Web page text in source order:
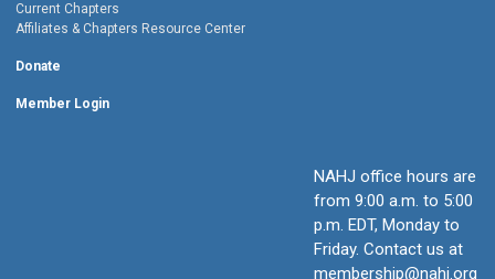
Current Chapters
Affiliates & Chapters Resource Center
Donate
Member Login
NAHJ office hours are
from 9:00 a.m. to 5:00
p.m. EDT, Monday to
Friday. Contact us at
membership@nahj.org